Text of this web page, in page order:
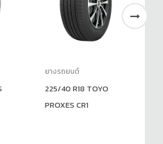
ยางรถยนต์
225/40 R18 TOYO
PROXES CR1